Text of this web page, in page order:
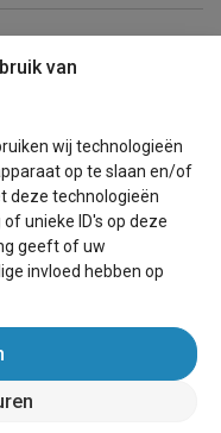
van
wij technologieën
op te slaan en/of
deze technologieën
unieke ID's op deze
geeft of uw
invloed hebben op
wereldwijd)